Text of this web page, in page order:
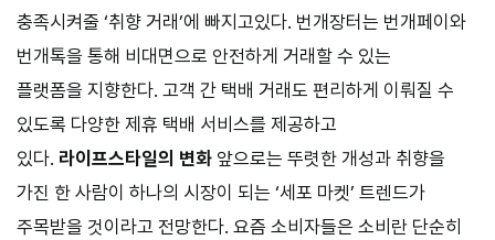
충족시켜줄 ‘취향 거래’에 빠지고있다. 번개장터는 번개페이와
번개톡을 통해 비대면으로 안전하게 거래할 수 있는
플랫폼을 지향한다. 고객 간 택배 거래도 편리하게 이뤄질 수
있도록 다양한 제휴 택배 서비스를 제공하고
있다. 라이프스타일의 변화 앞으로는 뚜렷한 개성과 취향을
가진 한 사람이 하나의 시장이 되는 ‘세포 마켓’ 트렌드가
주목받을 것이라고 전망한다. 요즘 소비자들은 소비란 단순히